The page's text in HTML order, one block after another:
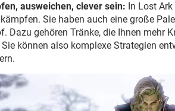
ausweichen, clever sein: In Lost
Sie haben auch eine große
Dazu gehören Tränke, die Ihnen mehr
Sie können also komplexe Strategien